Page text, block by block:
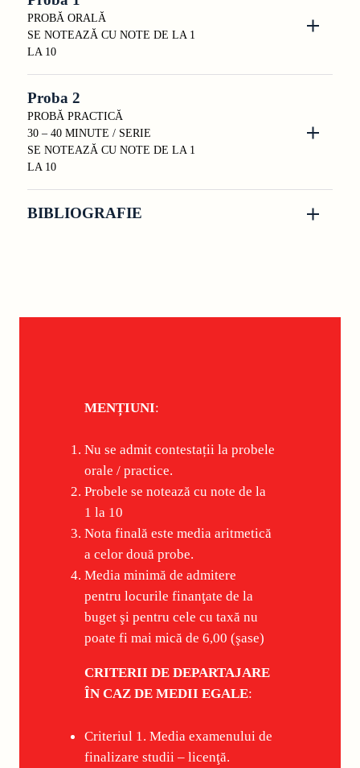
PROBĂ ORALĂ
SE NOTEAZĂ CU NOTE DE LA 1
LA 10
Proba 2
PROBĂ PRACTICĂ
30 – 40 MINUTE / SERIE
SE NOTEAZĂ CU NOTE DE LA 1
LA 10
BIBLIOGRAFIE
MENȚIUNI:
Nu se admit contestații la probele
orale / practice.
Probele se notează cu note de la
1 la 10
Nota finală este media aritmetică
a celor două probe.
Media minimă de admitere
pentru locurile finanţate de la
buget şi pentru cele cu taxă nu
poate fi mai mică de 6,00 (şase)
CRITERII DE DEPARTAJARE
ÎN CAZ DE MEDII EGALE:
Criteriul 1. Media examenului de
finalizare studii – licenţă.